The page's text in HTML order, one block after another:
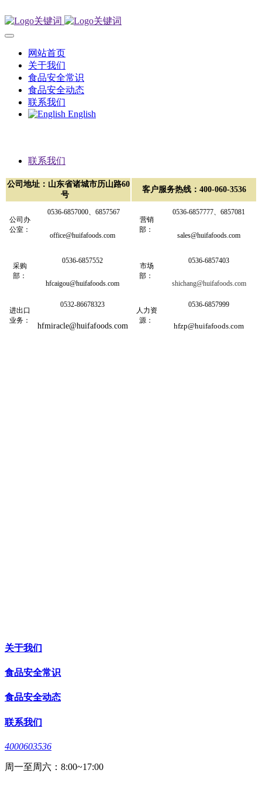
网站首页
关于我们
食品安全常识
食品安全动态
联系我们
English
联系我们
公司地址：山东省诸城市历山路60
号
客户服务热线：400-060-3536
公司办
公室：
0536-6857000、 6857567
营销
部：
0536-6857777、6857081
office@huifafoods.com sales@huifafoods.com
采购
部：
0536-6857552
市场
部：
0536-6857403
hfcaigou@huifafoods.com shichang@huifafoods.com
进出口
业务：
0532-86678323
人力资
源：
0536-6857999
hfmiracle@huifafoods.com hfzp@huifafoods.com
关于我们
食品安全常识
食品安全动态
联系我们
4000603536
周一至周六：8:00~17:00